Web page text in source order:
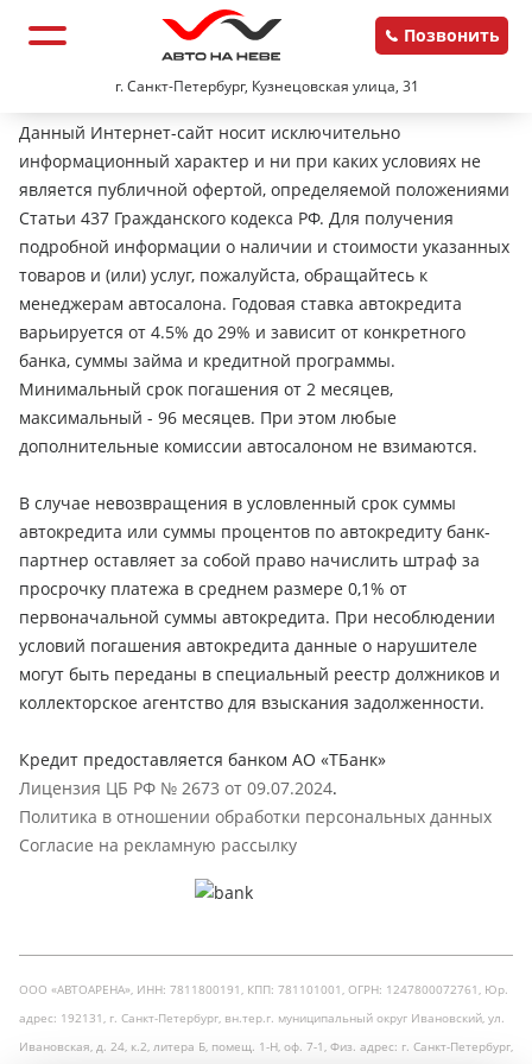
г. Санкт-Петербург, Кузнецовская улица, 31
Позвонить
Данный Интернет-сайт носит исключительно
информационный характер и ни при каких условиях не
является публичной офертой, определяемой положениями
Статьи 437 Гражданского кодекса РФ. Для получения
подробной информации о наличии и стоимости указанных
товаров и (или) услуг, пожалуйста, обращайтесь к
менеджерам автосалона. Годовая ставка автокредита
варьируется от 4.5% до 29% и зависит от конкретного
банка, суммы займа и кредитной программы.
Минимальный срок погашения от 2 месяцев,
максимальный - 96 месяцев. При этом любые
дополнительные комиссии автосалоном не взимаются.
В случае невозвращения в условленный срок суммы
автокредита или суммы процентов по автокредиту банк-
партнер оставляет за собой право начислить штраф за
просрочку платежа в среднем размере 0,1% от
первоначальной суммы автокредита. При несоблюдении
условий погашения автокредита данные о нарушителе
могут быть переданы в специальный реестр должников и
коллекторское агентство для взыскания задолженности.
Кредит предоставляется банком АО «ТБанк»
Лицензия ЦБ РФ № 2673 от 09.07.2024.
Политика в отношении обработки персональных данных
Согласие на рекламную рассылку
ООО «АВТОАРЕНА», ИНН: 7811800191, КПП: 781101001, ОГРН: 1247800072761, Юр.
адрес: 192131, г. Санкт-Петербург, вн.тер.г. муниципальный округ Ивановский, ул.
Ивановская, д. 24, к.2, литера Б, помещ. 1-Н, оф. 7-1, Физ. адрес: г. Санкт-Петербург,